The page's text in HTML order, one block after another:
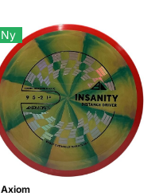
Ny
Axiom